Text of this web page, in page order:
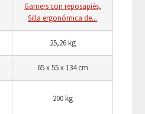
Gamers con reposapiés,
Silla ergonómica de...
25,26 kg
‎65 x 55 x 134 cm
200 kg